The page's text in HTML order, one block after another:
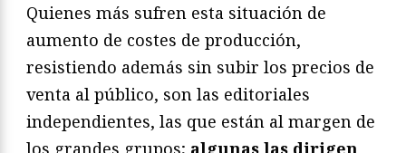
Quienes más sufren esta situación de
aumento de costes de producción,
resistiendo además sin subir los precios de
venta al público, son las editoriales
independientes, las que están al margen de
los grandes grupos; algunas las dirigen